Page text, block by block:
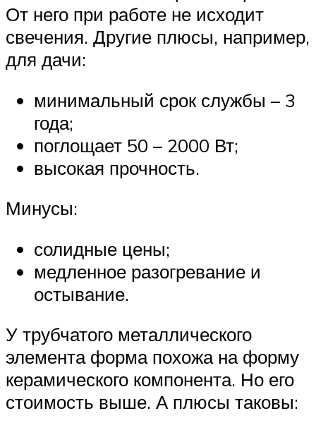
От него при работе не исходит
свечения. Другие плюсы, например,
для дачи:
минимальный срок службы – 3
года;
поглощает 50 – 2000 Вт;
высокая прочность.
Минусы:
солидные цены;
медленное разогревание и
остывание.
У трубчатого металлического
элемента форма похожа на форму
керамического компонента. Но его
стоимость выше. А плюсы таковы: